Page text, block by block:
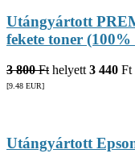
Utángyártott
fekete toner
3 800 Ft helyett 3 440 Ft
[9.48 EUR]
Utángyártott